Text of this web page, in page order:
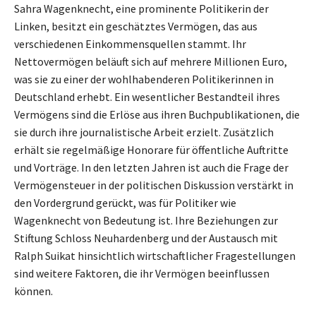
Sahra Wagenknecht, eine prominente Politikerin der
Linken, besitzt ein geschätztes Vermögen, das aus
verschiedenen Einkommensquellen stammt. Ihr
Nettovermögen beläuft sich auf mehrere Millionen Euro,
was sie zu einer der wohlhabenderen Politikerinnen in
Deutschland erhebt. Ein wesentlicher Bestandteil ihres
Vermögens sind die Erlöse aus ihren Buchpublikationen, die
sie durch ihre journalistische Arbeit erzielt. Zusätzlich
erhält sie regelmäßige Honorare für öffentliche Auftritte
und Vorträge. In den letzten Jahren ist auch die Frage der
Vermögensteuer in der politischen Diskussion verstärkt in
den Vordergrund gerückt, was für Politiker wie
Wagenknecht von Bedeutung ist. Ihre Beziehungen zur
Stiftung Schloss Neuhardenberg und der Austausch mit
Ralph Suikat hinsichtlich wirtschaftlicher Fragestellungen
sind weitere Faktoren, die ihr Vermögen beeinflussen
können.